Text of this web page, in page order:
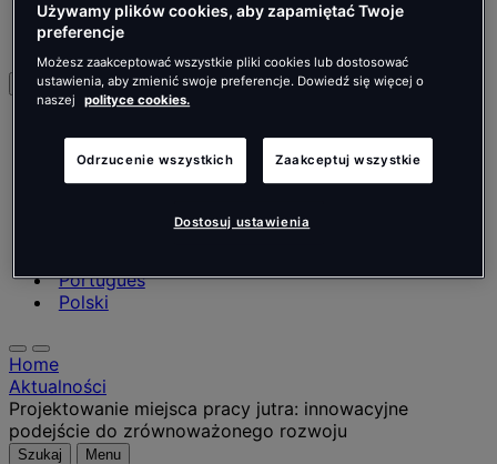
Português
Polski
Français
Deutsch
Nederlands
Português
Polski
Home
Aktualności
Projektowanie miejsca pracy jutra: innowacyjne
podejście do zrównoważonego rozwoju
Szukaj Menu
Używamy plików cookies, aby zapamiętać Twoje
preferencje
Możesz zaakceptować wszystkie pliki cookies lub dostosować
ustawienia, aby zmienić swoje preferencje. Dowiedź się więcej o
naszej
polityce cookies.
Odrzucenie wszystkich Zaakceptuj wszystkie
Dostosuj ustawienia